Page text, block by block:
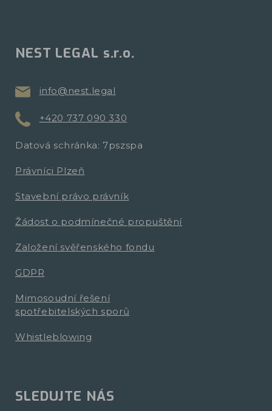
NEST LEGAL s.r.o.
info@nest.legal
+420 737 090 330
Datová schránka: 7pszspa
Právníci Plzeň
Stavební právo právník
Žádost o podmínečné propuštění
Založení svěřenského fondu
GDPR
Mimosoudní řešení
spotřebitelských sporů
Whistleblowing
SLEDUJTE NÁS